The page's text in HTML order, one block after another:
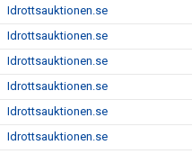
Idrottsauktionen.se
Idrottsauktionen.se
Idrottsauktionen.se
Idrottsauktionen.se
Idrottsauktionen.se
Idrottsauktionen.se